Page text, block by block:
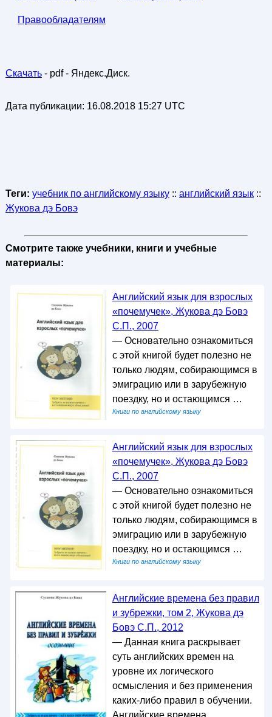
Правообладателям
Скачать- pdf - Яндекс.Диск.
Дата публикации: 16.08.2018 15:27 UTC
Теги: учебник по английскому языку:: английский язык::
Жукова дэ Бовэ
Смотрите также учебники, книги и учебные
материалы:
Английский язык для взрослых
«почемучек», Жукова дэ Бовэ
С.П., 2007
— Основательно ознакомиться
с этой книгой будет полезно не
только людям, собирающимся в
эмиграцию или в зарубежную
поездку, но и остающимся …
Книги по английскому языку
Английский язык для взрослых
«почемучек», Жукова дэ Бовэ
С.П., 2007
— Основательно ознакомиться
с этой книгой будет полезно не
только людям, собирающимся в
эмиграцию или в зарубежную
поездку, но и остающимся …
Книги по английскому языку
Английские времена без правил
и зубрежки, том 2, Жукова дэ
Бовэ С.П., 2012
— Данная книга раскрывает
суть английских времен на
уровне их логического
осмысления и без применения
каких-либо правил в обучении.
Английские времена …